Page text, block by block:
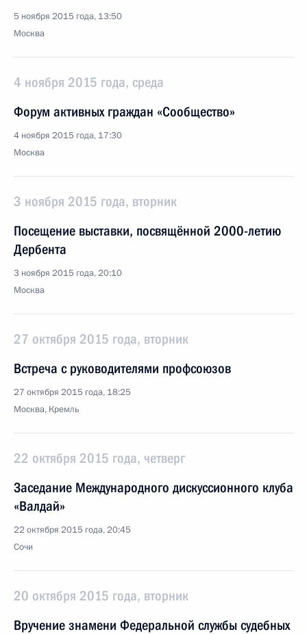
5 ноября 2015 года, 13:50
Москва
4 ноября 2015 года, среда
Форум активных граждан «Сообщество»
4 ноября 2015 года, 17:30
Москва
3 ноября 2015 года, вторник
Посещение выставки, посвящённой 2000-летию
Дербента
3 ноября 2015 года, 20:10
Москва
27 октября 2015 года, вторник
Встреча с руководителями профсоюзов
27 октября 2015 года, 18:25
Москва, Кремль
22 октября 2015 года, четверг
Заседание Международного дискуссионного клуба
«Валдай»
22 октября 2015 года, 20:45
Сочи
20 октября 2015 года, вторник
Вручение знамени Федеральной службы судебных